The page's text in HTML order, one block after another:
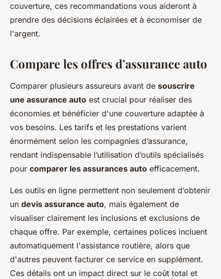
couverture, ces recommandations vous aideront à
prendre des décisions éclairées et à économiser de
l'argent.
Compare les offres d’assurance auto
Comparer plusieurs assureurs avant de souscrire
une assurance auto est crucial pour réaliser des
économies et bénéficier d'une couverture adaptée à
vos besoins. Les tarifs et les prestations varient
énormément selon les compagnies d’assurance,
rendant indispensable l’utilisation d’outils spécialisés
pour comparer les assurances auto efficacement.
Les outils en ligne permettent non seulement d’obtenir
un devis assurance auto, mais également de
visualiser clairement les inclusions et exclusions de
chaque offre. Par exemple, certaines polices incluent
automatiquement l'assistance routière, alors que
d'autres peuvent facturer ce service en supplément.
Ces détails ont un impact direct sur le coût total et